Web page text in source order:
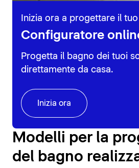
Inizia ora a progettare il
Configuratore
Progetta il bagno dei tuoi
direttamente da casa.
Inizia ora
Modelli per la
del bagno